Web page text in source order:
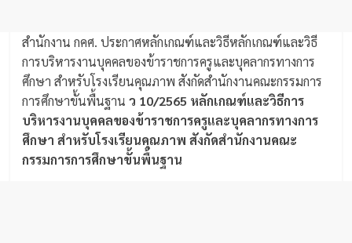
สำนักงาน กคศ. ประกาศหลักเกณฑ์และวิธีหลักเกณฑ์และวิธี
การบริหารงานบุคคลของข้าราชการครูและบุคลากรทางการ
ศึกษา สำหรับโรงเรียนคุณภาพ สังกัดสำนักงานคณะกรรมการ
การศึกษาขั้นพื้นฐานว 10/2565 หลักเกณฑ์และวิธีการ
บริหารงานบุคคลของข้าราชการครูและบุคลากรทางการ
ศึกษา สำหรับโรงเรียนคุณภาพ สังกัดสำนักงานคณะ
กรรมการการศึกษาขั้นพื้นฐาน